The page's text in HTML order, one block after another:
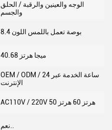
الوجه والعينين والرقبة / الحلق
والجسم
8.4 بوصة تعمل باللمس اللون
40.68 ميجا هرتز
OEM / ODM / 24 ساعة الخدمة عبر
الإنترنت
AC110V / 220V 50 هرتز 60 هرتز